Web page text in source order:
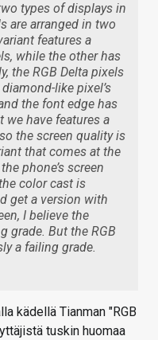
types of displays in
are arranged in two
features a
while the other has
the RGB Delta pixels
like pixel’s
the font edge has
we have features a
the screen quality is
that comes at the
phone’s screen
color cast is
get a version with
I believe the
grade. But the RGB
a failing grade.
kädellä Tianman "RGB
tuskin huomaa